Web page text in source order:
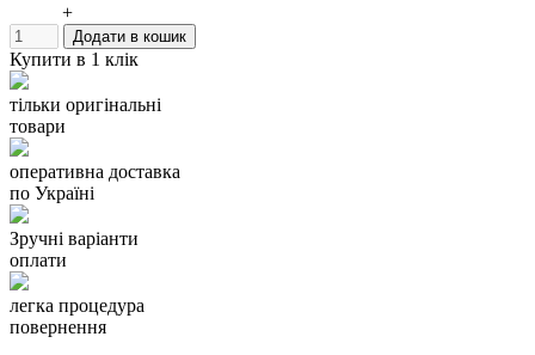
+
Додати в кошик
Купити в 1 клік
тільки оригінальні
товари
оперативна доставка
по Україні
Зручні варіанти
оплати
легка процедура
повернення